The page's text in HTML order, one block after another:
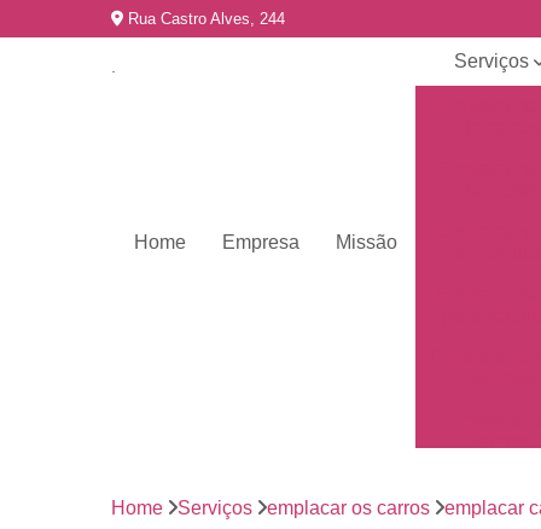
Rua Castro Alves, 244
Home Empresa Missão
Serviços
Home Serviços emplacar os carros emplacar